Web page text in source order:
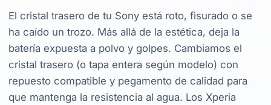
El cristal trasero de tu Sony está roto, fisurado o se
ha caído un trozo. Más allá de la estética, deja la
batería expuesta a polvo y golpes. Cambiamos el
cristal trasero (o tapa entera según modelo) con
repuesto compatible y pegamento de calidad para
que mantenga la resistencia al agua. Los Xperia